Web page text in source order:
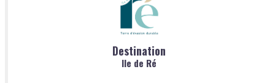
Destination
Ile de Ré